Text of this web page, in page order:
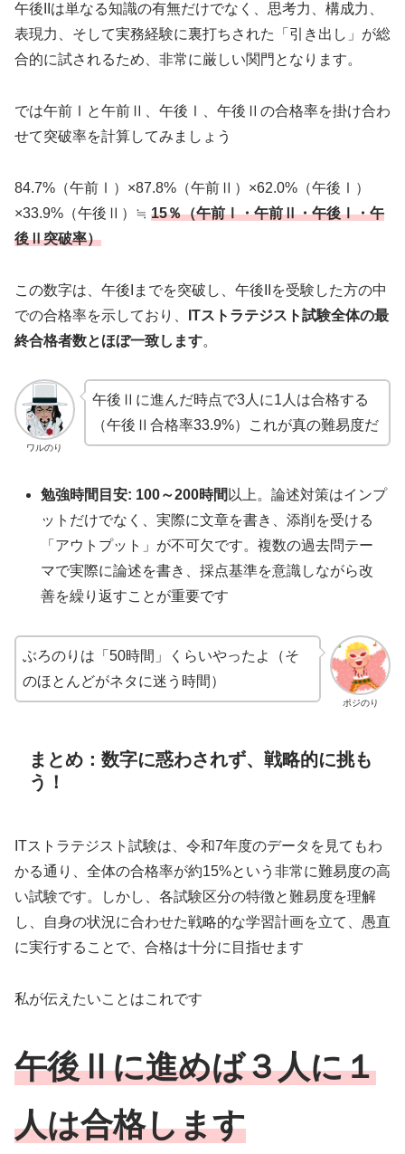
午後IIは単なる知識の有無だけでなく、思考力、構成力、
表現力、そして実務経験に裏打ちされた「引き出し」が総
合的に試されるため、非常に厳しい関門となります。
では午前Ⅰと午前Ⅱ、午後Ⅰ、午後Ⅱの合格率を掛け合わ
せて突破率を計算してみましょう
84.7%（午前Ⅰ）×87.8%（午前Ⅱ）×62.0%（午後Ⅰ）
×33.9%（午後Ⅱ）≒ 15％（午前Ⅰ・午前Ⅱ・午後Ⅰ・午
後Ⅱ突破率）
この数字は、午後Iまでを突破し、午後IIを受験した方の中
での合格率を示しており、
ITストラテジスト試験全体の最
終合格者数とほぼ一致します。
ワルのり
午後Ⅱに進んだ時点で3人に1人は合格する
（午後Ⅱ合格率33.9%）これが真の難易度だ
勉強時間目安: 100～200時間 以上。論述対策はインプ
ットだけでなく、実際に文章を書き、添削を受ける
「アウトプット」が不可欠です。複数の過去問テー
マで実際に論述を書き、採点基準を意識しながら改
善を繰り返すことが重要です
ポジのり
ぶろのりは「50時間」くらいやったよ（そ
のほとんどがネタに迷う時間）
まとめ：数字に惑わされず、戦略的に挑も
う！
ITストラテジスト試験は、令和7年度のデータを見てもわ
かる通り、全体の合格率が約15%という非常に難易度の高
い試験です。しかし、各試験区分の特徴と難易度を理解
し、自身の状況に合わせた戦略的な学習計画を立て、愚直
に実行することで、合格は十分に目指せます
私が伝えたいことはこれです
午後Ⅱに進めば３人に１
人は合格します